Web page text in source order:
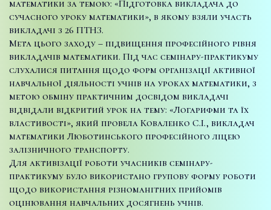
математики за темою: «Підготовка викладача до
сучасного уроку математики», в якому взяли участь
викладачі з 26 ПТНЗ.
Мета цього заходу – підвищення професійного рівня
викладачів математики. Під час семінару-практикуму
слухалися питання щодо форм організації активної
навчальної діяльності учнів на уроках математики, з
метою обміну практичним досвідом викладачі
відвідали відкритий урок на тему: «Логарифми та їх
властивості», який провела Коваленко С.І., викладач
математики Люботинського професійного ліцею
залізничного транспорту.
Для активізації роботи учасників семінару-
практикуму було використано групову форму роботи
щодо використання різноманітних прийомів
оцінювання навчальних досягнень учнів.